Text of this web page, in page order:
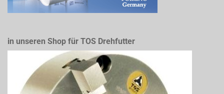
in unseren Shop für TOS Drehfutter